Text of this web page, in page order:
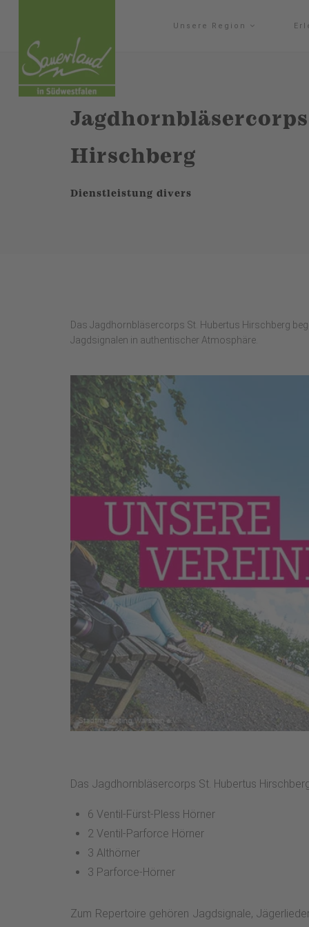
Unsere Region
Hirschberg
Dienstleistung divers
Das Jagdhornbläsercorps St. Hubertus Hirschberg
Jagdsignalen in authentischer Atmosphäre.
Das Jagdhornbläsercorps St. Hubertus
6 Ventil-Fürst-Pless Hörner
2 Ventil-Parforce Hörner
3 Althörner
3 Parforce-Hörner
Zum Repertoire gehören Jagdsignale,